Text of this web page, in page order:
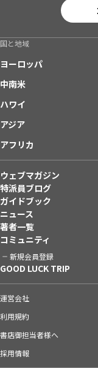
国と地域
ヨーロッパ
中南米
ハワイ
アジア
アフリカ
ウェブマガジン
特派員ブログ
ガイドブック
ニュース
著者一覧
コミュニティ
新規会員登録
GOOD LUCK TRIP
運営会社
利用規約
書店御担当者様へ
採用情報